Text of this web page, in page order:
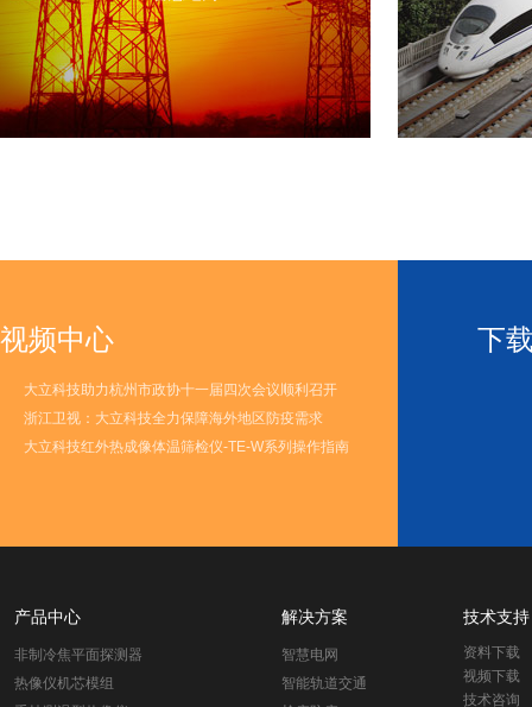
视频中心
大立科技助力杭州市政协十一届四次会议顺利召开
浙江卫视：大立科技全力保障海外地区防疫需求
大立科技红外热成像体温筛检仪-TE-W系列操作指南
下
产品中心
非制冷焦平面探测器
热像仪机芯模组
解决方案
智慧电网
智能轨道交通
技术支持
资料下载
视频下载
技术咨询